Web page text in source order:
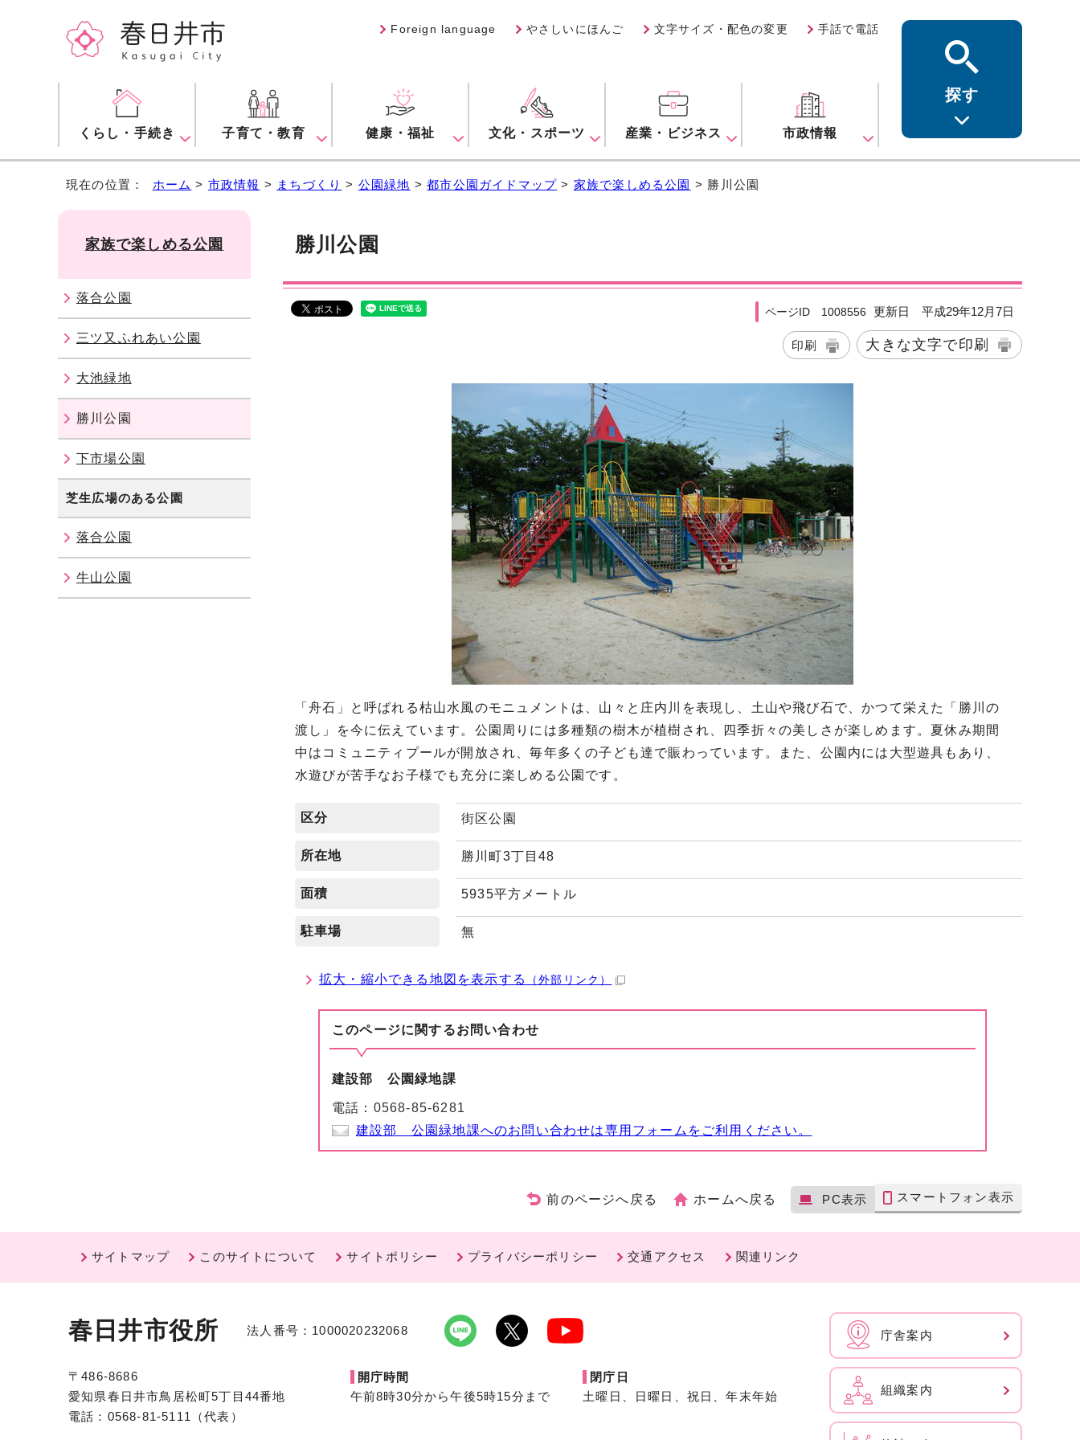
Foreign language やさしいにほんご 文字サイズ・配色の変更 手話で電話
くらし・手続き 子育て・教育 健康・福祉 文化・スポーツ 産業・ビジネス 市政情報
探す
現在の位置： ホーム > 市政情報 > まちづくり > 公園緑地 >都市公園ガイドマップ > 家族で楽しめる公園 > 勝川公園
勝川公園
ページID 1008556 更新日 平成29年12月7日
印刷 大きな文字で印刷
「舟石」と呼ばれる枯山水風のモニュメントは、山々と庄内川を表現し、土山や飛び石で、かつて栄えた「勝川の
渡し」を今に伝えています。公園周りには多種類の樹木が植樹され、四季折々の美しさが楽しめます。夏休み期間
中はコミュニティプールが開放され、毎年多くの子ども達で賑わっています。また、公園内には大型遊具もあり、
水遊びが苦手なお子様でも充分に楽しめる公園です。
区分 街区公園
所在地 勝川町3丁目48
面積 5935平方メートル
駐車場 無
拡大・縮小できる地図を表示する （外部リンク）
このページに関するお問い合わせ
建設部 公園緑地課
電話： 0568-85-6281
建設部 公園緑地課へのお問い合わせは専用フォームをご利用ください。
家族で楽しめる公園
落合公園
三ツ又ふれあい公園
大池緑地
勝川公園
下市場公園
芝生広場のある公園
落合公園
牛山公園
前のページへ戻る ホームへ戻る PC表示 スマートフォン表示
サイトマップ このサイトについて サイトポリシー プライバシーポリシー 交通アクセス 関連リンク
春日井市役所 法人番号：1000020232068
〒486-8686
愛知県春日井市鳥居松町5丁目44番地
電話：0568-81-5111（代表）
開庁時間
午前8時30分から午後5時15分まで
閉庁日
土曜日、日曜日、祝日、年末年始
庁舎案内
組織案内